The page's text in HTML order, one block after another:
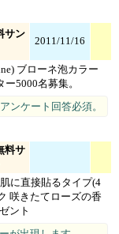
サン
2011/11/16
ブローネ泡カラー
5000名募集。
ンケート回答必須。
料サ
に直接貼るタイプ(4
咲きたてローズの香
ント